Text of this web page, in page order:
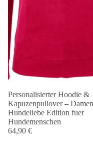
Personalisierter Hoodie &
Kapuzenpullover – Damen
Hundeliebe Edition fuer
Hundemenschen
64,90 €